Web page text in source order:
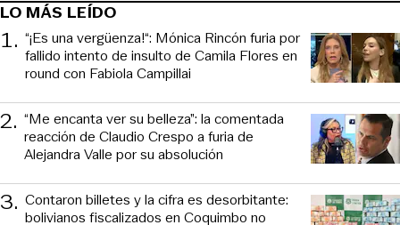
LO MÁS LEÍDO
1. “¡Es una vergüenza!“: Mónica Rincón furia por
fallido intento de insulto de Camila Flores en
round con Fabiola Campillai
2. “Me encanta ver su belleza”: la comentada
reacción de Claudio Crespo a furia de
Alejandra Valle por su absolución
3. Contaron billetes y la cifra es desorbitante:
bolivianos fiscalizados en Coquimbo no